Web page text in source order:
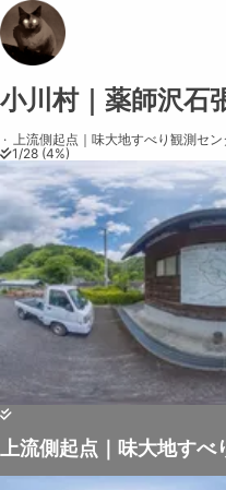
Exit VR
VR Setup
Exit Full Screen
Adjust your
zooming in and
小川村｜薬師沢石
· 上流側起点｜味大地すべり観測セン
1/28 (4%)
上流側起点｜味大地す